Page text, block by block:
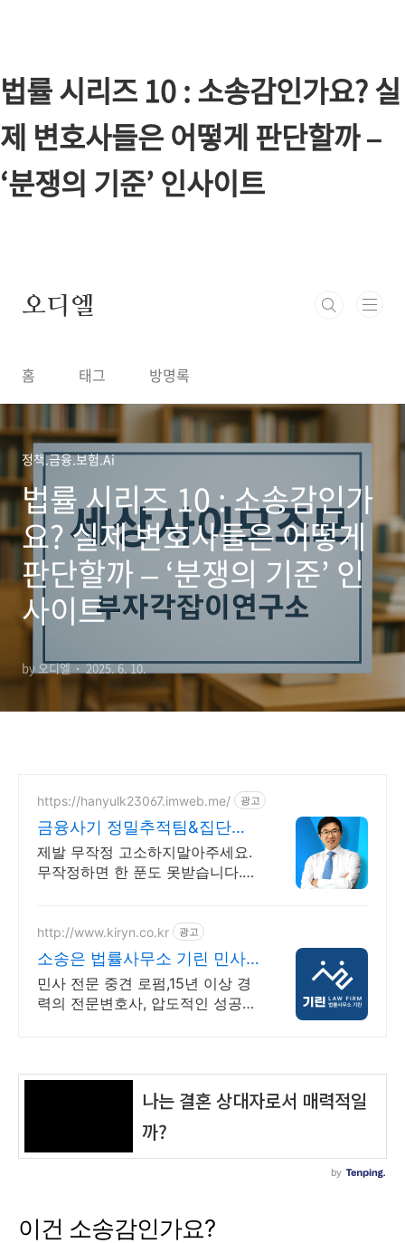
법률 시리즈 10 : 소송감인가요? 실
제 변호사들은 어떻게 판단할까 –
‘분쟁의 기준’ 인사이트
오디엘
홈 태그 방명록
정책.금융.보험.Ai
법률 시리즈 10 : 소송감인가
요? 실제 변호사들은 어떻게
판단할까 – ‘분쟁의 기준’ 인
사이트
by 오디엘 2025. 6. 10.
https://hanyulk23067.imweb.me/ 광고
금융사기 정밀추적팀&집단대
응 전액승소(3억7천) 사례보유
제발 무작정 고소하지말아주세요.
무작정하면 한 푼도 못받습니다.
http://www.kiryn.co.kr 광고
소송은 법률사무소 기린 민사
소송 수많은 승소사례
민사 전문 중견 로펌,15년 이상 경
력의 전문변호사, 압도적인 성공사
이건 소송감인가요?